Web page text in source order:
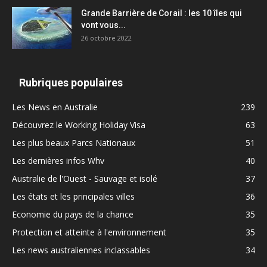
Grande Barrière de Corail : les 10 îles qui
vont vous...
26 octobre 2022
Rubriques populaires
Les News en Australie
239
Découvrez le Working Holiday Visa
63
Les plus beaux Parcs Nationaux
51
Les dernières infos Whv
40
Australie de l'Ouest - Sauvage et isolé
37
Les états et les principales villes
36
Economie du pays de la chance
35
Protection et atteinte à l'environnement
35
Les news australiennes inclassables
34